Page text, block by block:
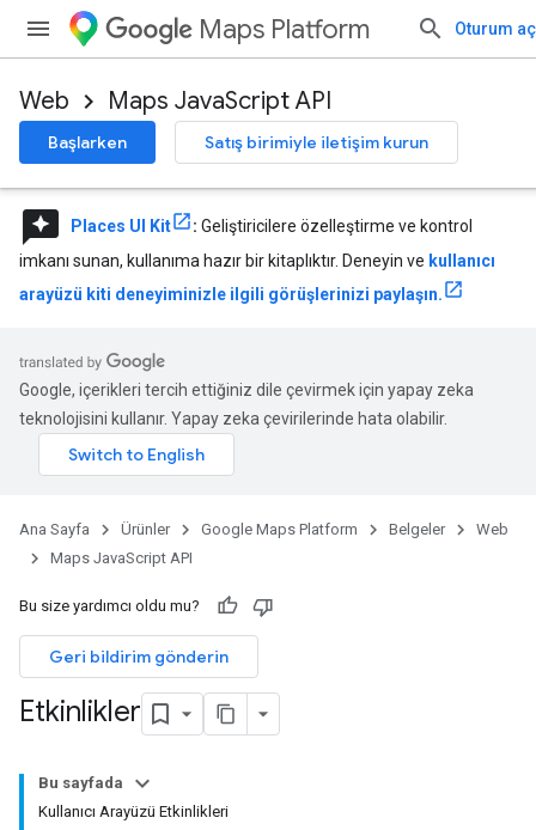
Maps Platform Oturum aç
Web Maps JavaScript API
Başlarken Satış birimiyle iletişim kurun
reviews Places UI Kit : Geliştiricilere özelleştirme ve kontrol
imkanı sunan, kullanıma hazır bir kitaplıktır. Deneyin ve kullanıcı
arayüzü kiti deneyiminizle ilgili görüşlerinizi paylaşın.
Google, içerikleri tercih ettiğiniz dile çevirmek için yapay zeka
teknolojisini kullanır. Yapay zeka çevirilerinde hata olabilir.
Ana Sayfa Ürünler Google Maps Platform Belgeler
Web
Maps JavaScript API
Bu size yardımcı oldu mu?
Geri bildirim gönderin
Etkinlikler
Bu sayfada
Kullanıcı Arayüzü Etkinlikleri